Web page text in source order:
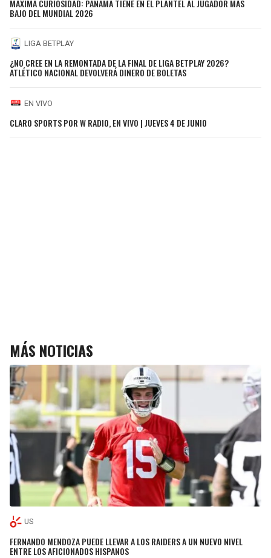
MÁXIMA CURIOSIDAD: PANAMÁ TIENE EN EL PLANTEL AL JUGADOR MÁS
BAJO DEL MUNDIAL 2026
LIGA BETPLAY
¿NO CREE EN LA REMONTADA DE LA FINAL DE LIGA BETPLAY 2026?
ATLÉTICO NACIONAL DEVOLVERÁ DINERO DE BOLETAS
EN VIVO
CLARO SPORTS POR W RADIO, EN VIVO | JUEVES 4 DE JUNIO
MÁS NOTICIAS
US
FERNANDO MENDOZA PUEDE LLEVAR A LOS RAIDERS A UN NUEVO NIVEL
ENTRE LOS AFICIONADOS HISPANOS